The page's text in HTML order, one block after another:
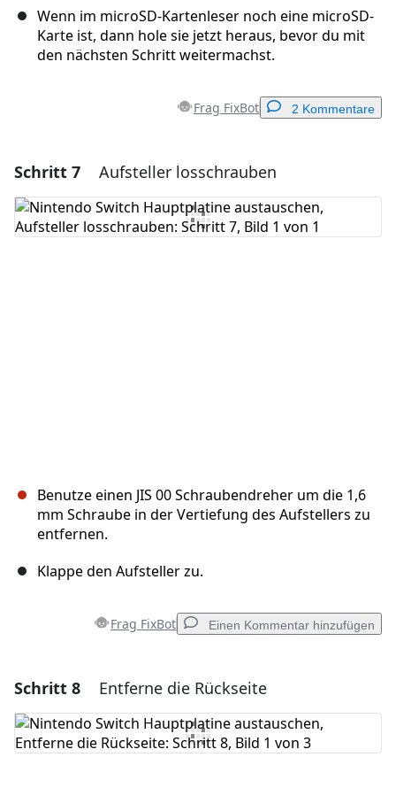
Wenn im microSD-Kartenleser noch eine microSD-
Karte ist, dann hole sie jetzt heraus, bevor du mit
den nächsten Schritt weitermachst.
Frag FixBot 2 Kommentare
Einen Kommentar hinzufügen
Kommentar hinzufügen
Schritt 7 Aufsteller losschrauben
Benutze einen JIS 00 Schraubendreher um die 1,6
mm Schraube in der Vertiefung des Aufstellers zu
entfernen.
Klappe den Aufsteller zu.
Frag FixBot Einen Kommentar hinzufügen
Einen Kommentar hinzufügen
Kommentar hinzufügen
Schritt 8 Entferne die Rückseite